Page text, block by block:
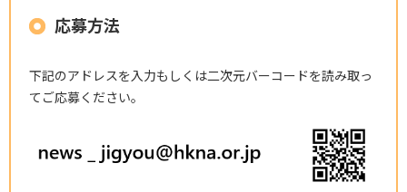
応募方法
下記のアドレスを入力もしくは二次元バーコードを読み取っ
てご応募ください。